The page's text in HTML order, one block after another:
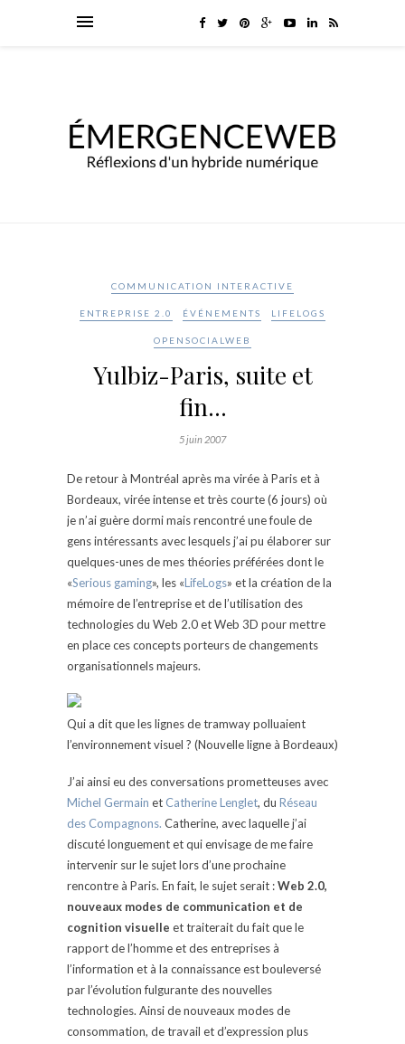
COMMUNICATION INTERACTIVE
ENTREPRISE 2.0 ÉVÉNEMENTS LIFELOGS
OPENSOCIALWEB
Yulbiz-Paris, suite et
fin…
5 juin 2007
De retour à Montréal après ma virée à Paris et à
Bordeaux, virée intense et très courte (6 jours) où
je n’ai guère dormi mais rencontré une foule de
gens intéressants avec lesquels j’ai pu élaborer sur
quelques-unes de mes théories préférées dont le
«Serious gaming», les «LifeLogs» et la création de la
mémoire de l’entreprise et de l’utilisation des
technologies du Web 2.0 et Web 3D pour mettre
en place ces concepts porteurs de changements
organisationnels majeurs.
Qui a dit que les lignes de tramway polluaient
l’environnement visuel ? (Nouvelle ligne à Bordeaux)
J’ai ainsi eu des conversations prometteuses avec
Michel Germain et Catherine Lenglet, du Réseau
des Compagnons. Catherine, avec laquelle j’ai
discuté longuement et qui envisage de me faire
intervenir sur le sujet lors d’une prochaine
rencontre à Paris. En fait, le sujet serait :Web 2.0,
nouveaux modes de communication et de
cognition visuelle et traiterait du fait que le
rapport de l’homme et des entreprises à
l’information et à la connaissance est bouleversé
par l’évolution fulgurante des nouvelles
technologies. Ainsi de nouveaux modes de
consommation, de travail et d’expression plus